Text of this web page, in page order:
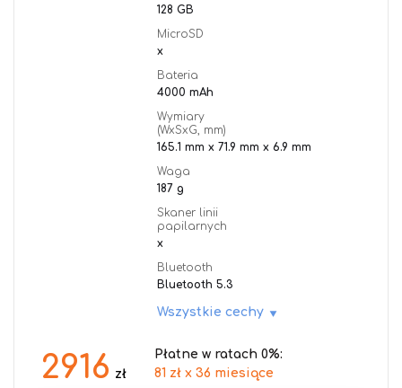
128 GB
MicroSD
x
Bateria
4000 mAh
Wymiary
(WxSxG, mm)
165.1 mm x 71.9 mm x 6.9 mm
Waga
187 g
Skaner linii
papilarnych
x
Bluetooth
Bluetooth 5.3
Wszystkie cechy
2916 zł
Płatne w ratach 0%:
81 zł x 36 miesiące